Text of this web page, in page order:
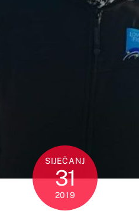
SIJEČANJ
31
2019